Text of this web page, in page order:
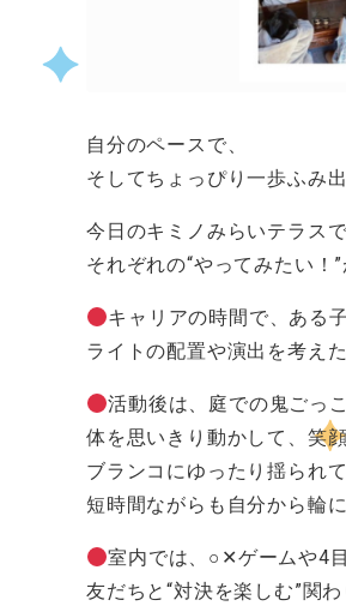
自分のペースで、
そしてちょっぴり一歩ふみ
今日のキミノみらいテラス
それぞれの“やってみたい！
キャリアの時間で、ある
ライトの配置や演出を考え
活動後は、庭での鬼ごっ
体を思いきり動かして、笑
ブランコにゆったり揺られ
短時間ながらも自分から輪
室内では、○✕ゲームや4
友だちと“対決を楽しむ”関わ